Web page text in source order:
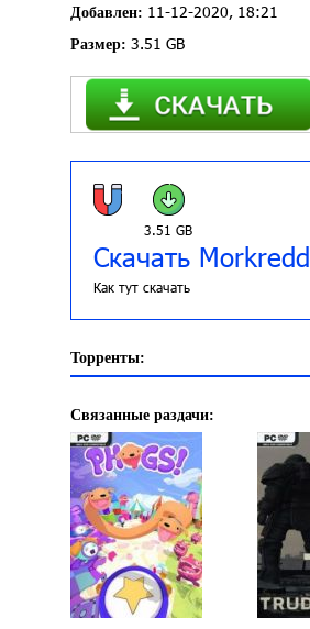
Добавлен: 11-12-2020, 18:21
Размер: 3.51 GB
3.51 GB
Скачать Morkredd
Как тут скачать
Торренты:
Связанные раздачи: